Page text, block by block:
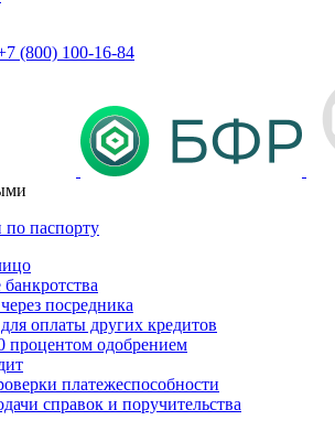
(800) 100-16-84
паспорту
посредника
оплаты других кредитов
процентом одобрением
платежеспособности
справок и поручительства